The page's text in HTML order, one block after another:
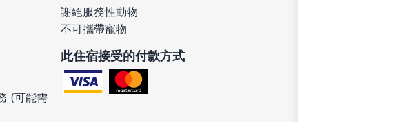
(可能需
謝絕服務性動物
不可攜帶寵物
此住宿接受的付款方式